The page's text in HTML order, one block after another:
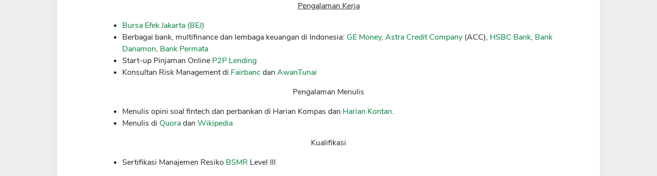
Pengalaman Kerja
Bursa Efek Jakarta (BEJ)
Berbagai bank, multifinance dan lembaga keuangan di Indonesia: GE Money, Astra Credit Company(ACC), HSBC Bank, Bank
Danamon, Bank Permata
Start-up Pinjaman Online P2P Lending
Konsultan Risk Management di Fairbancdan AwanTunai
Pengalaman Menulis
Menulis opini soal fintech dan perbankan di Harian Kompas dan Harian Kontan.
Menulis di Quoradan Wikipedia
Kualifikasi
Sertifikasi Manajemen Resiko BSMR Level III